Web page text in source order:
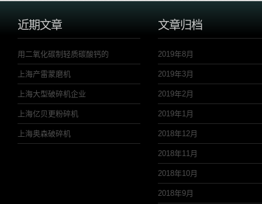
近期文章
用二氧化碳制轻质碳酸钙的
上海产雷蒙磨机
上海大型破碎机企业
上海亿贝更粉碎机
上海奥森破碎机
文章归档
2019年8月
2019年3月
2019年2月
2019年1月
2018年12月
2018年11月
2018年10月
2018年9月